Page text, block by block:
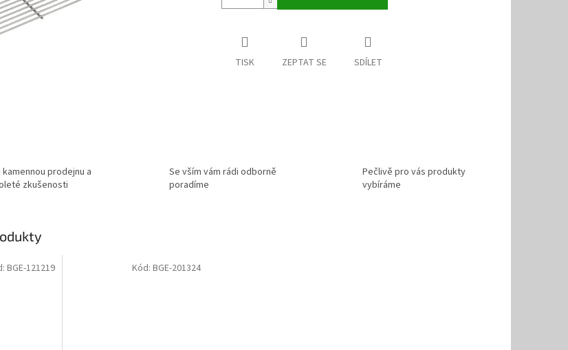
TISK ZEPTAT SE SDÍLET
kamennou prodejnu a
zkušenosti
Se vším vám rádi odborně
poradíme
Pečlivě pro vás produkty
vybíráme
BGE-121219 Kód: BGE-201324